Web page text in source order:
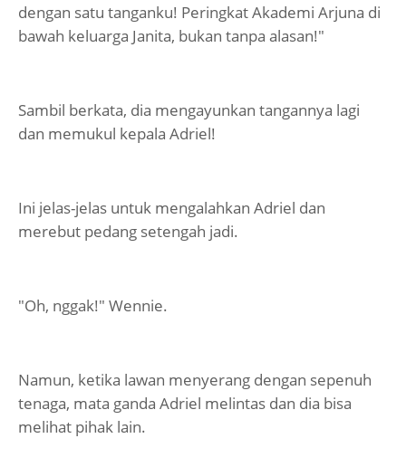
dengan satu tanganku! Peringkat Akademi Arjuna di
bawah keluarga Janita, bukan tanpa alasan!"
Sambil berkata, dia mengayunkan tangannya lagi
dan memukul kepala Adriel!
Ini jelas-jelas untuk mengalahkan Adriel dan
merebut pedang setengah jadi.
"Oh, nggak!" Wennie.
Namun, ketika lawan menyerang dengan sepenuh
tenaga, mata ganda Adriel melintas dan dia bisa
melihat pihak lain.